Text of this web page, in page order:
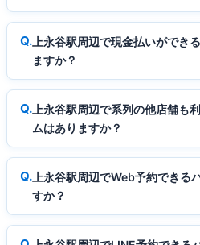
上永谷駅周辺で現金払いができ
ますか？
上永谷駅周辺で系列の他店舗も
ムはありますか？
上永谷駅周辺でWeb予約できる
すか？